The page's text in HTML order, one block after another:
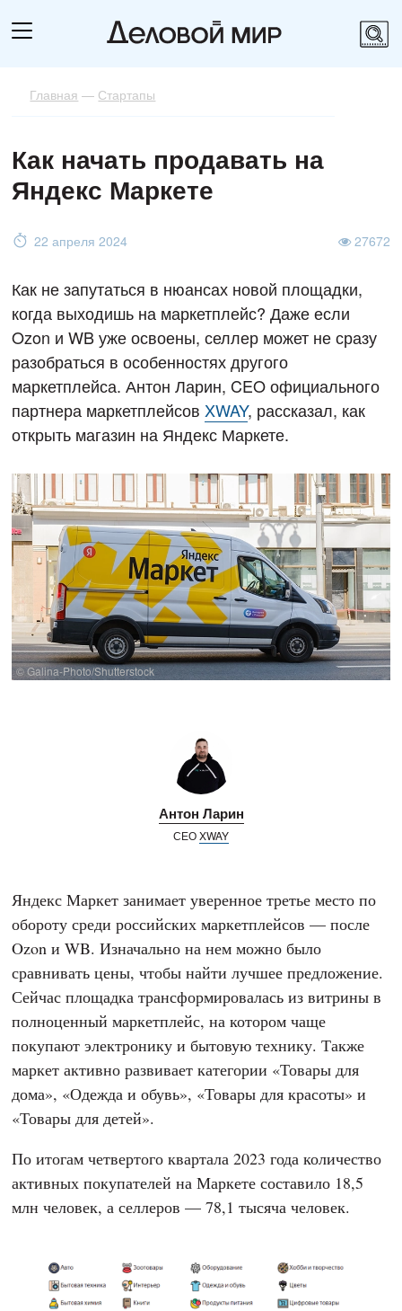
Главная — Стартапы
Как начать продавать на
Яндекс Маркете
22 апреля 2024 27672
Как не запутаться в нюансах новой площадки,
когда выходишь на маркетплейс? Даже если
Ozon и WB уже освоены, селлер может не сразу
разобраться в особенностях другого
маркетплейса. Антон Ларин, CEO официального
партнера маркетплейсов XWAY, рассказал, как
открыть магазин на Яндекс Маркете.
© Galina-Photo/Shutterstock
Антон Ларин
СЕОXWAY
Яндекс Маркет занимает уверенное третье место по
обороту среди российских маркетплейсов — после
Ozon и WB. Изначально на нем можно было
сравнивать цены, чтобы найти лучшее предложение.
Сейчас площадка трансформировалась из витрины в
полноценный маркетплейс, на котором чаще
покупают электронику и бытовую технику. Также
маркет активно развивает категории «Товары для
дома», «Одежда и обувь», «Товары для красоты» и
«Товары для детей».
По итогам четвертого квартала 2023 года количество
активных покупателей на Маркете составило 18,5
млн человек, а селлеров — 78,1 тысяча человек.